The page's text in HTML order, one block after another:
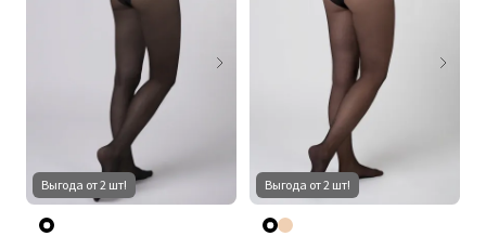
Выгода от 2 шт! Выгода от 2 шт!